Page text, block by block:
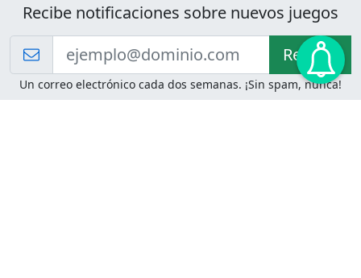
Recibe notificaciones sobre nuevos juegos
Recibir!
Un correo electrónico cada dos semanas. ¡Sin spam, nunca!